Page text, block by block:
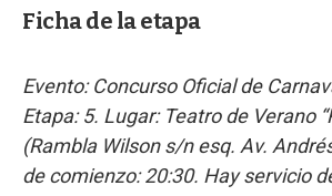
Ficha de la etapa
Evento: Concurso Oficial de
Etapa: 5. Lugar: Teatro de Verano
(Rambla Wilson s/n esq. Av.
de comienzo: 20:30. Hay servicio